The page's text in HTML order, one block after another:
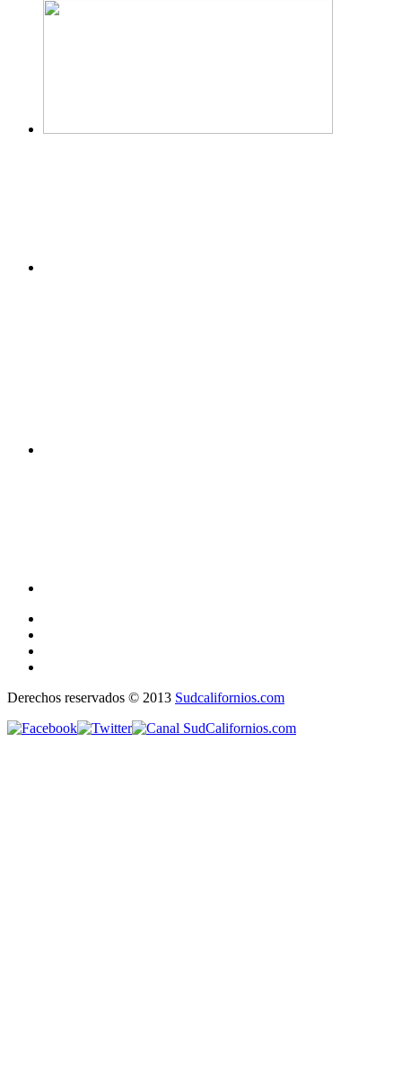
Derechos reservados © 2013 Sudcalifornios.com